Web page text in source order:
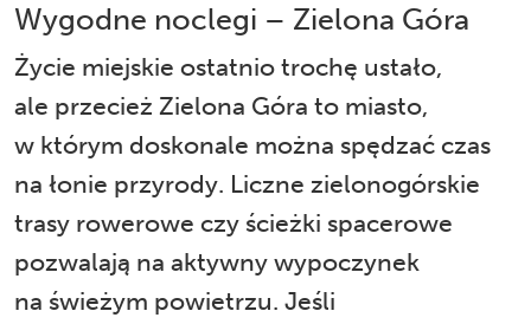
Wygodne noclegi – Zielona Góra
Życie miejskie ostatnio trochę ustało,
ale przecież Zielona Góra to miasto,
w którym doskonale można spędzać czas
na łonie przyrody. Liczne zielonogórskie
trasy rowerowe czy ścieżki spacerowe
pozwalają na aktywny wypoczynek
na świeżym powietrzu. Jeśli